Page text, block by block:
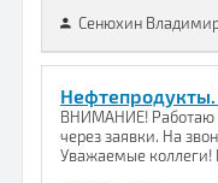
Сенюхин
Нефтепродукты.
ВНИМАНИЕ! Работаю
через заявки. На
Уважаемые коллеги!